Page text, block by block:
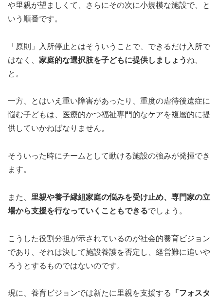
や里親が望ましくて、さらにその次に小規模な施設で、と
いう順番です。
「原則」入所停止とはそういうことで、できるだけ入所で
はなく、 家庭的な選択肢を子どもに提供しましょう ね、
と。
一方、とはいえ重い障害があったり、重度の虐待後遺症に
悩む子どもは、医療的かつ福祉専門的なケアを複層的に提
供していかねばなりません。
そういった時にチームとして動ける施設の強みが発揮でき
ます。
また、 里親や養子縁組家庭の悩みを受け止め、専門家の立
場から支援を行なっていくこともできるでしょう。
こうした役割分担が示されているのが社会的養育ビジョン
であり、それは決して施設養護を否定し、経営難に追いや
ろうとするものではないのです。
現に、養育ビジョンでは新たに里親を支援する
「フォスタ